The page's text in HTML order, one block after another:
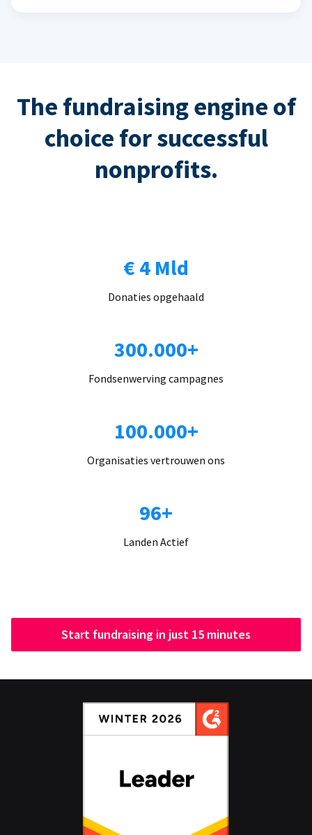
The fundraising engine of
choice for successful
nonprofits.
€ 4 Mld
Donaties opgehaald
300.000+
Fondsenwerving campagnes
100.000+
Organisaties vertrouwen ons
96+
Landen Actief
Start fundraising in just 15 minutes